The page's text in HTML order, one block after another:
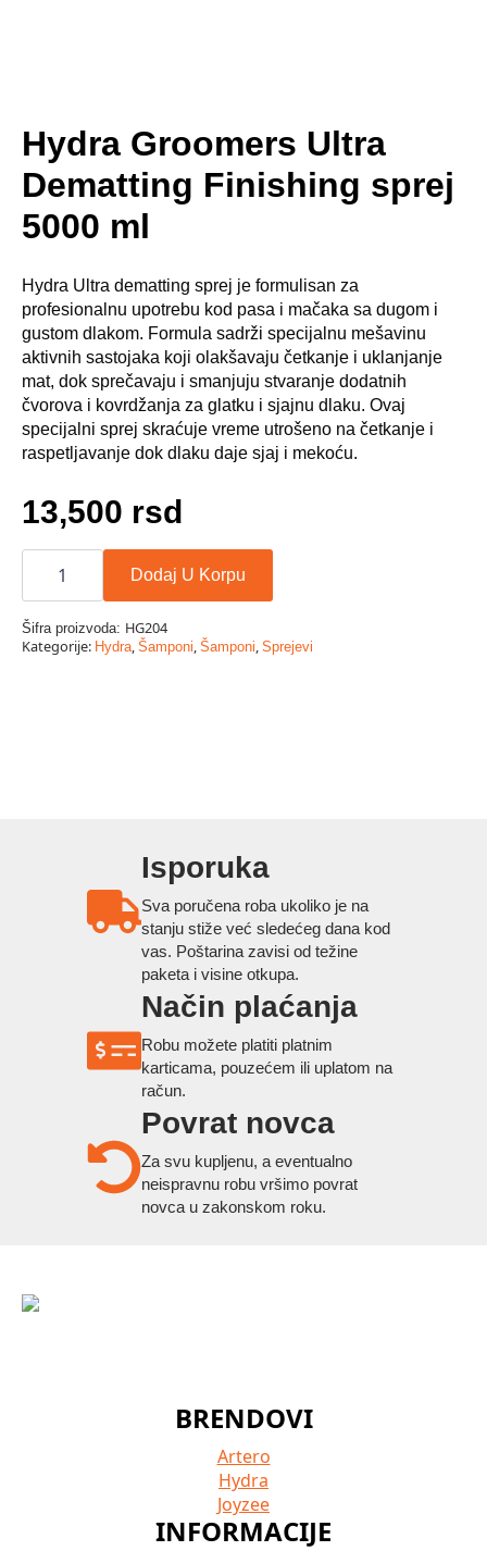
Hydra Groomers Ultra
Dematting Finishing sprej
5000 ml
Hydra Ultra dematting sprej je formulisan za
profesionalnu upotrebu kod pasa i mačaka sa dugom i
gustom dlakom. Formula sadrži specijalnu mešavinu
aktivnih sastojaka koji olakšavaju četkanje i uklanjanje
mat, dok sprečavaju i smanjuju stvaranje dodatnih
čvorova i kovrdžanja za glatku i sjajnu dlaku. Ovaj
specijalni sprej skraćuje vreme utrošeno na četkanje i
raspetljavanje dok dlaku daje sjaj i mekoću.
13,500 rsd
Hydra
Groomers
Dematting
Finishing
sprej
5000
Dodaj U Korpu
Šifra proizvoda: HG204
Kategorije: Hydra, Šamponi, Šamponi, Sprejevi
Isporuka
Sva poručena roba ukoliko je na
stanju stiže već sledećeg dana kod
vas. Poštarina zavisi od težine
paketa i visine otkupa.
Način plaćanja
Robu možete platiti platnim
karticama, pouzećem ili uplatom na
račun.
Povrat novca
Za svu kupljenu, a eventualno
neispravnu robu vršimo povrat
novca u zakonskom roku.
BRENDOVI
Artero
Hydra
Joyzee
INFORMACIJE